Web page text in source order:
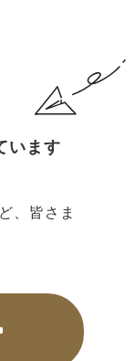
います
、皆さま